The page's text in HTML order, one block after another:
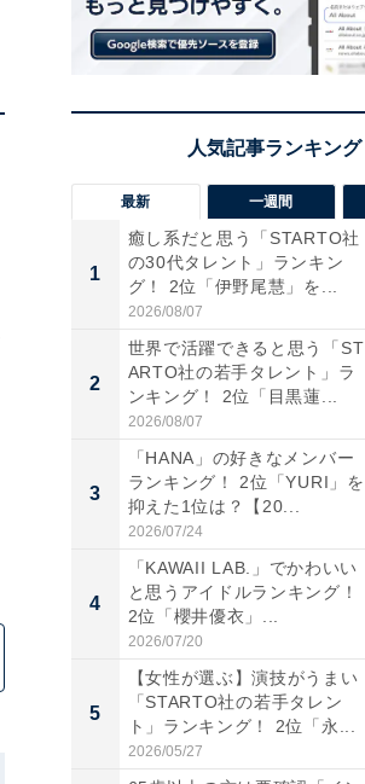
最新 一週間
1
癒し系だと思う「STARTO社
の30代タレント」ランキン
グ！ 2位「伊野尾慧」を...
2026/08/07
2
世界で活躍できると思う「ST
ARTO社の若手タレント」ラ
ンキング！ 2位「目黒蓮...
2026/08/07
3
「HANA」の好きなメンバー
ランキング！ 2位「YURI」を
抑えた1位は？【20...
2026/07/24
4
「KAWAII LAB.」でかわいい
と思うアイドルランキング！
2位「櫻井優衣」...
2026/07/20
5
【女性が選ぶ】演技がうまい
「STARTO社の若手タレン
ト」ランキング！ 2位「永...
2026/05/27